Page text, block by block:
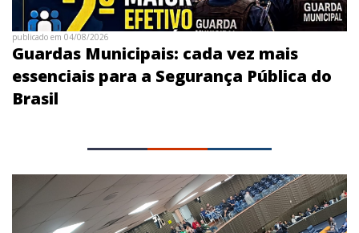
publicado em 04/08/2026
Guardas Municipais: cada vez mais
essenciais para a Segurança Pública do
Brasil